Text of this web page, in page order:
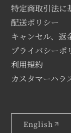
特定商取引法に
配送ポリシー
キャンセル、返
プライバシーポ
利用規約
カスタマーハラ
English